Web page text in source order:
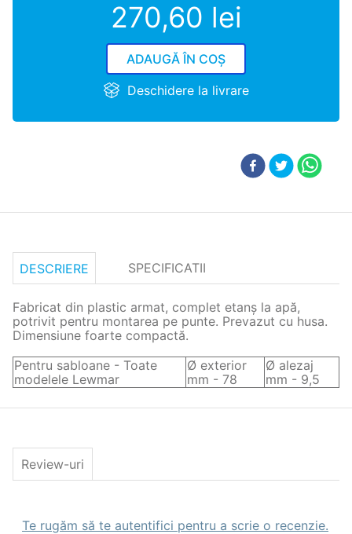
270,60 lei
ADAUGĂ ÎN COȘ
Deschidere la livrare
DESCRIERE SPECIFICATII
Fabricat din plastic armat, complet etanș la apă,
potrivit pentru montarea pe punte. Prevazut cu husa.
Dimensiune foarte compactă.
Pentru sabloane - Toate
modelele Lewmar
Ø exterior
mm - 78
Ø alezaj
mm - 9,5
Review-uri
Te rugăm să te autentifici pentru a scrie o recenzie.